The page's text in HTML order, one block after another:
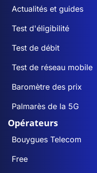
Actualités et guides
Test d'éligibilité
Test de débit
Test de réseau mobile
Baromètre des prix
Palmarès de la 5G
Opérateurs
Bouygues Telecom
Free